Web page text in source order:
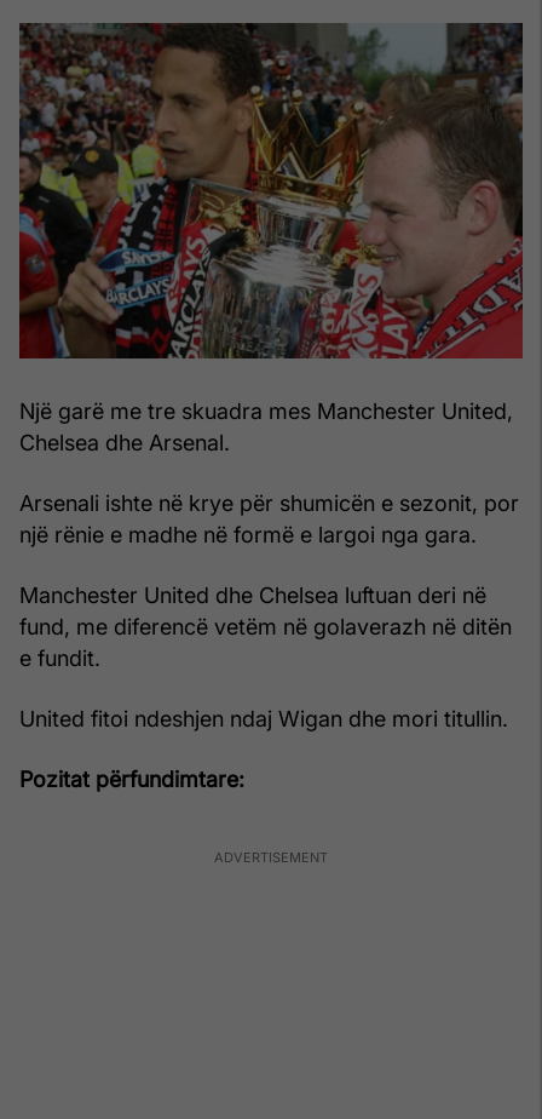
Një garë me tre skuadra mes Manchester United,
Chelsea dhe Arsenal.
Arsenali ishte në krye për shumicën e sezonit, por
një rënie e madhe në formë e largoi nga gara.
Manchester United dhe Chelsea luftuan deri në
fund, me diferencë vetëm në golaverazh në ditën
e fundit.
United fitoi ndeshjen ndaj Wigan dhe mori titullin.
Pozitat përfundimtare: